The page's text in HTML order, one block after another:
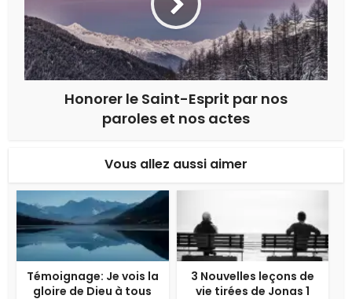
Honorer le Saint-Esprit par nos
paroles et nos actes
Vous allez aussi aimer
Témoignage: Je vois la
gloire de Dieu à tous
3 Nouvelles leçons de
vie tirées de Jonas 1